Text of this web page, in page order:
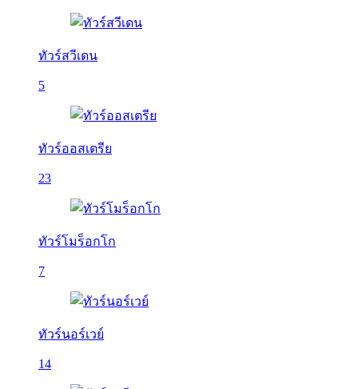
ทัวร์สวีเดน
5
ทัวร์ออสเตรีย
23
ทัวร์โมร็อกโก
7
ทัวร์นอร์เวย์
14